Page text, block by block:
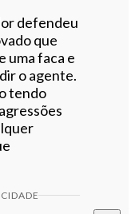
defendeu
que
uma faca e
o agente.
tendo